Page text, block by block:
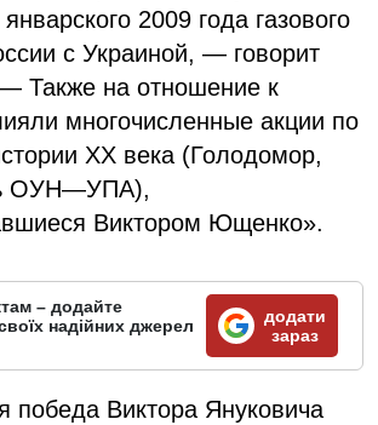
2009 года газового
с Украиной, — говорит
Также на отношение к
многочисленные акции по
ХХ века (Голодомор,
ОУН—УПА),
Виктором Ющенко».
– додайте
надійних джерел
додати
зараз
победа Виктора Януковича